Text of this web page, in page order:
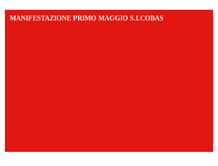
MANIFESTAZIONE PRIMO MAGGIO S.I.COBAS